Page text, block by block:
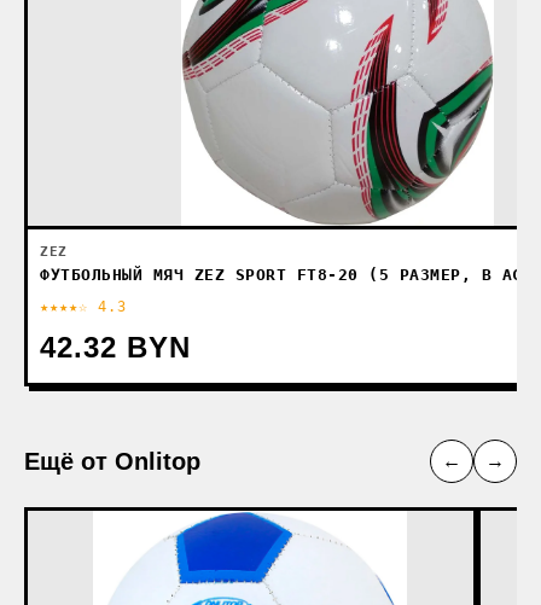
ZEZ
ФУТБОЛЬНЫЙ МЯЧ ZEZ SPORT FT8-20 (5 РАЗМЕР, В
★★★★☆ 4.3
42.32 BYN
Ещё от Onlitop ← →